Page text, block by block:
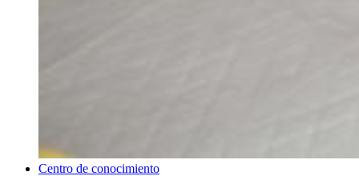
Centro de conocimiento